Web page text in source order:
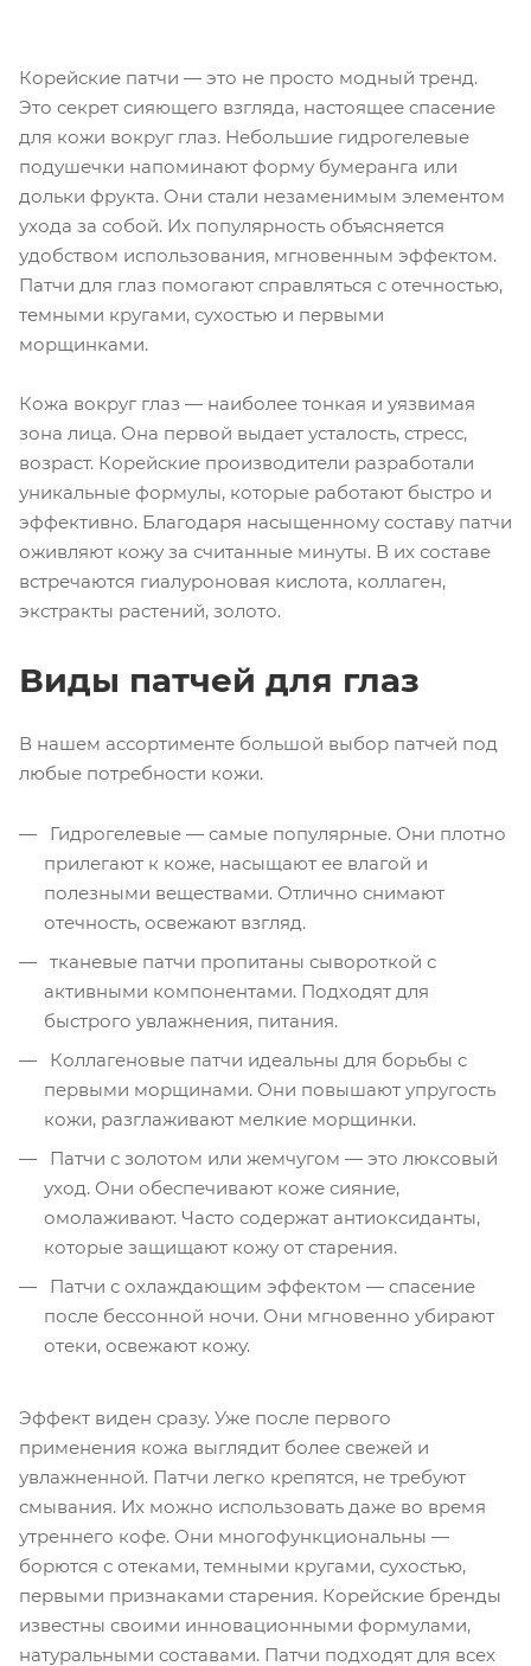
Корейские патчи — это не просто модный тренд.
Это секрет сияющего взгляда, настоящее спасение
для кожи вокруг глаз. Небольшие гидрогелевые
подушечки напоминают форму бумеранга или
дольки фрукта. Они стали незаменимым элементом
ухода за собой. Их популярность объясняется
удобством использования, мгновенным эффектом.
Патчи для глаз помогают справляться с отечностью,
темными кругами, сухостью и первыми
морщинками.
Кожа вокруг глаз — наиболее тонкая и уязвимая
зона лица. Она первой выдает усталость, стресс,
возраст. Корейские производители разработали
уникальные формулы, которые работают быстро и
эффективно. Благодаря насыщенному составу патчи
оживляют кожу за считанные минуты. В их составе
встречаются гиалуроновая кислота, коллаген,
экстракты растений, золото.
Виды патчей для глаз
В нашем ассортименте большой выбор патчей под
любые потребности кожи.
Гидрогелевые — самые популярные. Они плотно
прилегают к коже, насыщают ее влагой и
полезными веществами. Отлично снимают
отечность, освежают взгляд.
тканевые патчи пропитаны сывороткой с
активными компонентами. Подходят для
быстрого увлажнения, питания.
Коллагеновые патчи идеальны для борьбы с
первыми морщинами. Они повышают упругость
кожи, разглаживают мелкие морщинки.
Патчи с золотом или жемчугом — это люксовый
уход. Они обеспечивают коже сияние,
омолаживают. Часто содержат антиоксиданты,
которые защищают кожу от старения.
Патчи с охлаждающим эффектом — спасение
после бессонной ночи. Они мгновенно убирают
отеки, освежают кожу.
Эффект виден сразу. Уже после первого
применения кожа выглядит более свежей и
увлажненной. Патчи легко крепятся, не требуют
смывания. Их можно использовать даже во время
утреннего кофе. Они многофункциональны —
борются с отеками, темными кругами, сухостью,
первыми признаками старения. Корейские бренды
известны своими инновационными формулами,
натуральными составами. Патчи подходят для всех